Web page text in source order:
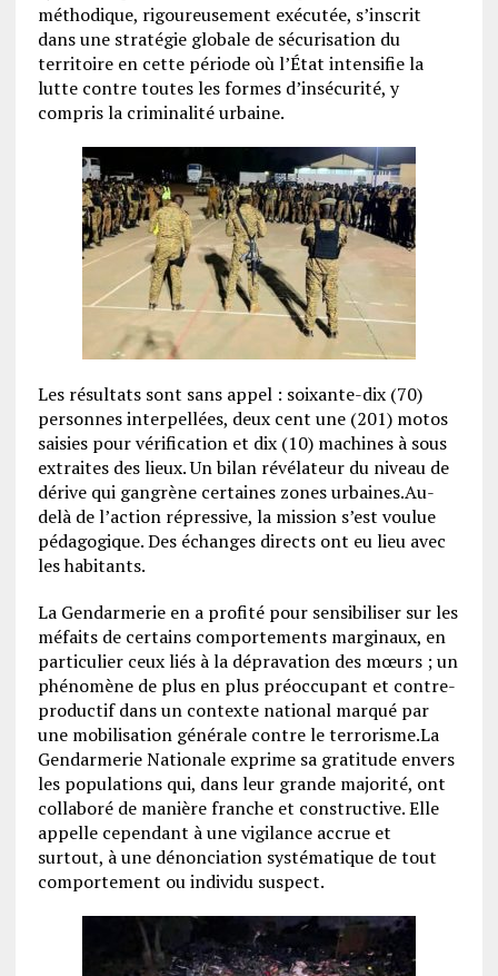
méthodique, rigoureusement exécutée, s’inscrit
dans une stratégie globale de sécurisation du
territoire en cette période où l’État intensifie la
lutte contre toutes les formes d’insécurité, y
compris la criminalité urbaine.
Les résultats sont sans appel : soixante-dix (70)
personnes interpellées, deux cent une (201) motos
saisies pour vérification et dix (10) machines à sous
extraites des lieux. Un bilan révélateur du niveau de
dérive qui gangrène certaines zones urbaines.Au-
delà de l’action répressive, la mission s’est voulue
pédagogique. Des échanges directs ont eu lieu avec
les habitants.
La Gendarmerie en a profité pour sensibiliser sur les
méfaits de certains comportements marginaux, en
particulier ceux liés à la dépravation des mœurs ; un
phénomène de plus en plus préoccupant et contre-
productif dans un contexte national marqué par
une mobilisation générale contre le terrorisme.La
Gendarmerie Nationale exprime sa gratitude envers
les populations qui, dans leur grande majorité, ont
collaboré de manière franche et constructive. Elle
appelle cependant à une vigilance accrue et
surtout, à une dénonciation systématique de tout
comportement ou individu suspect.